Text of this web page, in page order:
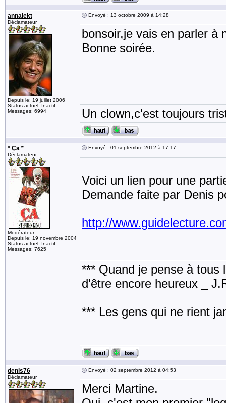
annalekt
Déclamateur
Depuis le: 19 juillet 2006
Status actuel: Inactif
Messages: 6994
Envoyé : 13 octobre 2009 à 14:28
bonsoir,je vais en parler à
Bonne soirée.
Un clown,c'est toujours
* Ça *
Déclamateur
Modérateur
Depuis le: 19 novembre 2004
Status actuel: Inactif
Messages: 7625
Envoyé : 01 septembre 2012 à 17:17
Voici un lien pour une
Demande faite par Denis
http://
*** Quand je pense à tous
d'être encore heureux _
*** Les gens qui ne rient
denis76
Déclamateur
Envoyé : 02 septembre 2012 à 04:53
Merci Martine.